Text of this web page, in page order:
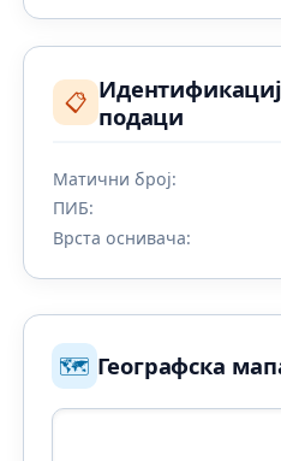
📋 подаци
Матични број:
ПИБ:
Врста оснивача:
🗺️ Географска